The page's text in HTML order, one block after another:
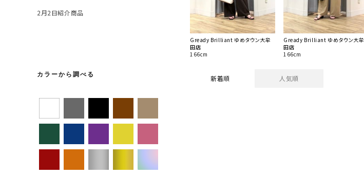
2月2日紹介商品
カラーから調べる
Gready Brilliant ゆめタウン大牟
田店
166cm
Gready Brilliant ゆめタウン大牟
田店
166cm
新着順
人気順